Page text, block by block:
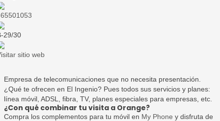
29/30
sitio web
Empresa de telecomunicaciones que no necesita presentación.
¿Qué te ofrecen en El Ingenio? Pues todos sus servicios y planes:
línea móvil, ADSL, fibra, TV, planes especiales para empresas, etc.
¿Con qué combinar tu visita a Orange?
Compra los complementos para tu móvil en My Phone y disfruta de